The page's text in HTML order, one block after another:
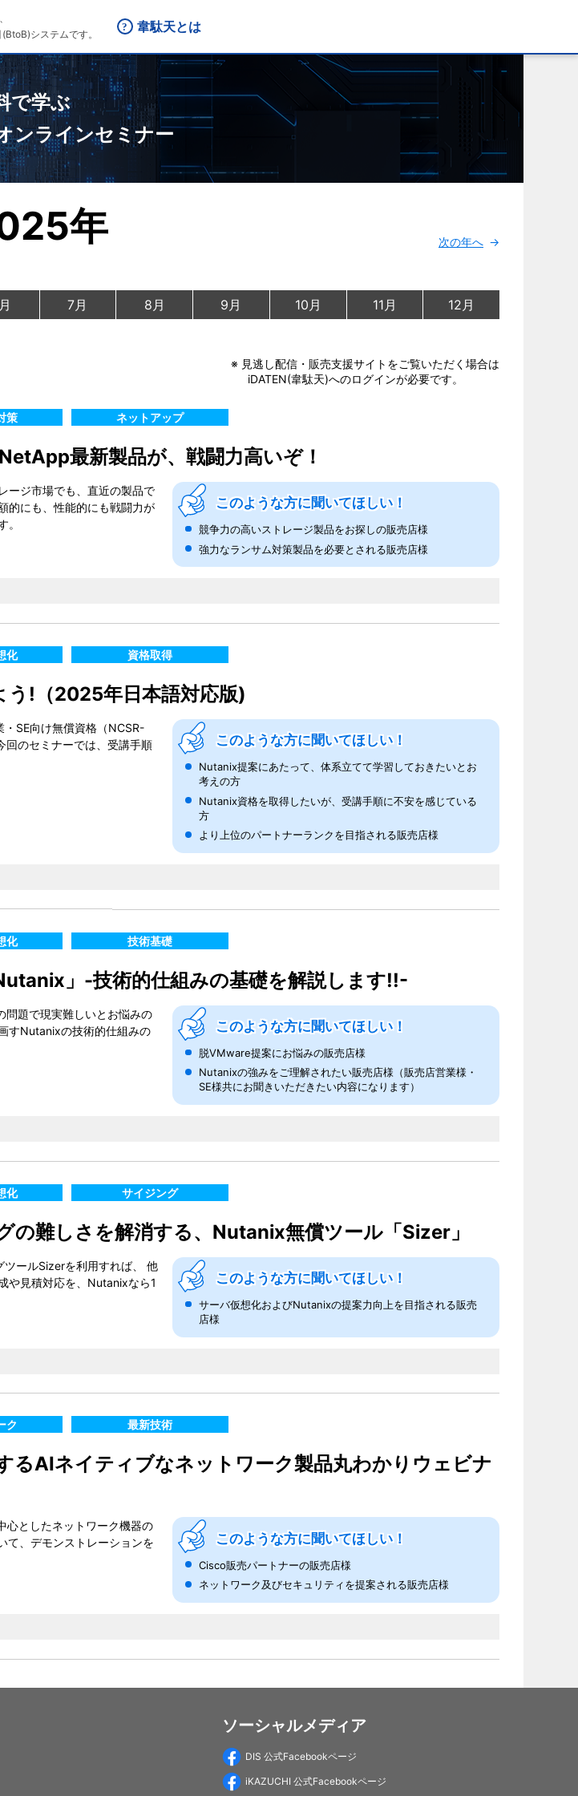
システムです。
韋駄天とは
で学ぶ
ンラインセミナー
年
次の年へ
7月 8月 9月 10月 11月 12月
※ 見逃し配信・販売支援サイトをご覧いただく場合は
iDATEN(韋駄天)へのログインが必要です。
策 ネットアップ
最新製品が、戦闘力高いぞ！
ージ市場でも、直近の製品で
的にも、性能的にも戦闘力が
。
このような方に聞いてほしい！
競争力の高いストレージ製品をお探しの販売店様
強力なランサム対策製品を必要とされる販売店様
化 資格取得
!（2025年日本語対応版)
SE向け無償資格（NCSR-
回のセミナーでは、受講手順
このような方に聞いてほしい！
Nutanix提案にあたって、体系立てて学習しておきたいとお
考えの方
Nutanix資格を取得したいが、受講手順に不安を感じている
方
より上位のパートナーランクを目指される販売店様
化 技術基礎
」-技術的仕組みの基礎を解説します!!-
問題で現実難しいとお悩みの
すNutanixの技術的仕組みの
このような方に聞いてほしい！
脱VMware提案にお悩みの販売店様
Nutanixの強みをご理解されたい販売店様（販売店営業様・
SE様共にお聞きいただきたい内容になります）
化 サイジング
の難しさを解消する、Nutanix無償ツール「Sizer」
ールSizerを利用すれば、 他
や見積対応を、Nutanixなら1
このような方に聞いてほしい！
サーバ仮想化およびNutanixの提案力向上を目指される販売
店様
ク 最新技術
るAIネイティブなネットワーク製品丸わかりウェビナ
心としたネットワーク機器の
て、デモンストレーションを
このような方に聞いてほしい！
Cisco販売パートナーの販売店様
ネットワーク及びセキュリティを提案される販売店様
ソーシャルメディア
DIS 公式Facebookページ
iKAZUCHI 公式Facebookページ